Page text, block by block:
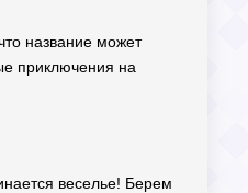
название может
приключения на
веселье! Берем